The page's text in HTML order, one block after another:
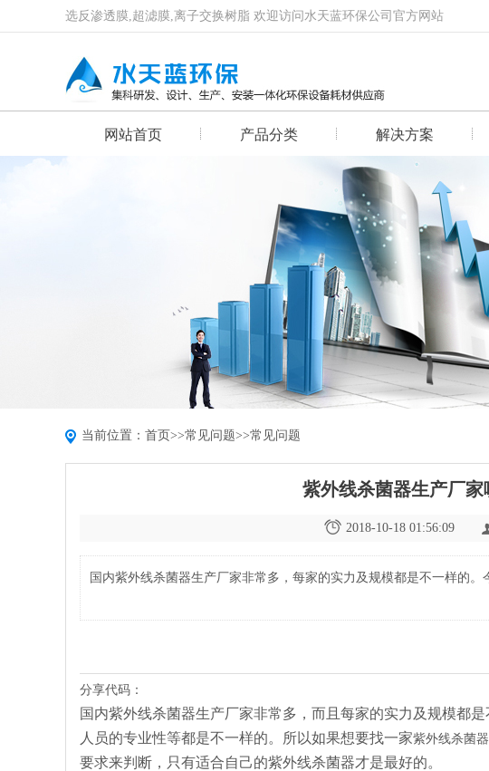
选反渗透膜,超滤膜,离子交换树脂 欢迎访问水天蓝环保公司官方网站
网站首页 产品分类 解决方案
当前位置： 首页>>常见问题>>常见问题
紫外线杀菌器生产厂家
2018-10-18 01:56:09
国内紫外线杀菌器生产厂家非常多，每家的实力及规模都是不一样的
分享代码：
国内紫外线杀菌器生产厂家非常多，而且每家的实力及规模都
人员的专业性等都是不一样的。所以如果想要找一家紫外线杀菌器
要求来判断，只有适合自己的紫外线杀菌器才是最好的。